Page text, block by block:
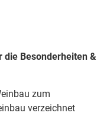
die Besonderheiten &
zum
verzeichnet